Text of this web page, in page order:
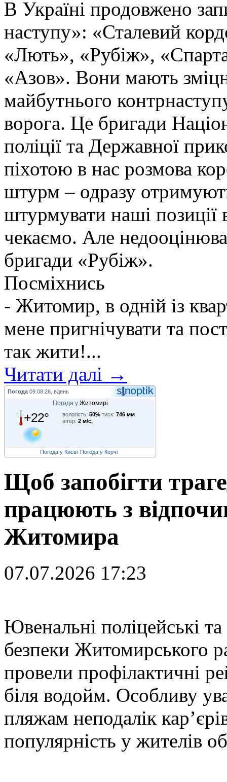
В Україні продовжено
наступу»: «Сталевий
«Лють», «Рубіж»,
«Азов». Вони мають
майбутнього
ворога. Це бригади
поліції та Державної
піхотою в нас розмова
штурм – одразу
штурмувати наші позиції
чекаємо. Але
бригади «Рубіж».
Посміхнись
- Житомир, в одній із
мене пригнічувати та
так жити!...
Читати далі →
Погода 09.08.26, вдень
Погода у Житомирі
+22° вологість: 50% тиск: 746 мм
вітер: 2 м/с,
Погода у Києві Погода у Керчі
Щоб запобігти
працюють з
Житомира
07.07.2026 17:23
Ювенальні поліцейські
безпеки Житомирського
провели профілактичні
біля водойм. Особливу
пляжам неподалік
популярність у жителів